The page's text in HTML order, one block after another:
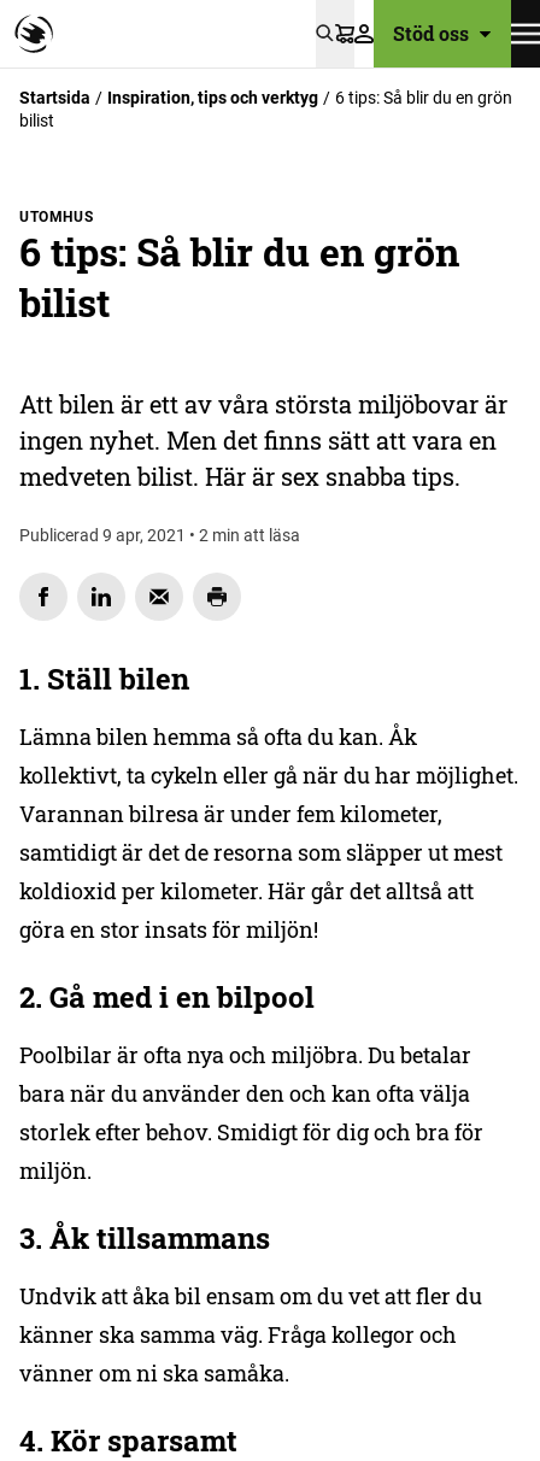
VarukorgStöd oss
Startsida Inspiration, tips och verktyg
6 tips: Så blir du en grön
bilist
UTOMHUS
6 tips: Så blir du en grön
bilist
Att bilen är ett av våra största miljöbovar är
ingen nyhet. Men det finns sätt att vara en
medveten bilist. Här är sex snabba tips.
Publicerad 9 apr, 2021 • 2 min att läsa
1. Ställ bilen
Lämna bilen hemma så ofta du kan. Åk
kollektivt, ta cykeln eller gå när du har möjlighet.
Varannan bilresa är under fem kilometer,
samtidigt är det de resorna som släpper ut mest
koldioxid per kilometer. Här går det alltså att
göra en stor insats för miljön!
2. Gå med i en bilpool
Poolbilar är ofta nya och miljöbra. Du betalar
bara när du använder den och kan ofta välja
storlek efter behov. Smidigt för dig och bra för
miljön.
3. Åk tillsammans
Undvik att åka bil ensam om du vet att fler du
känner ska samma väg. Fråga kollegor och
vänner om ni ska samåka.
4. Kör sparsamt